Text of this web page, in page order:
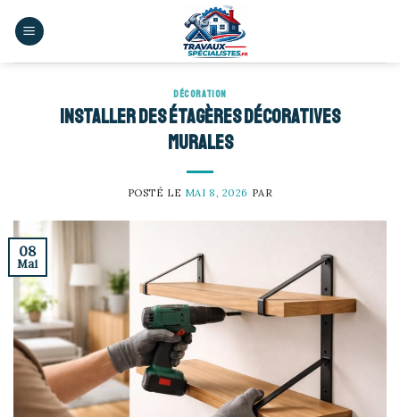
DÉCORATION
Installer des étagères décoratives
murales
POSTÉ LE MAI 8, 2026 PAR
08
Mai